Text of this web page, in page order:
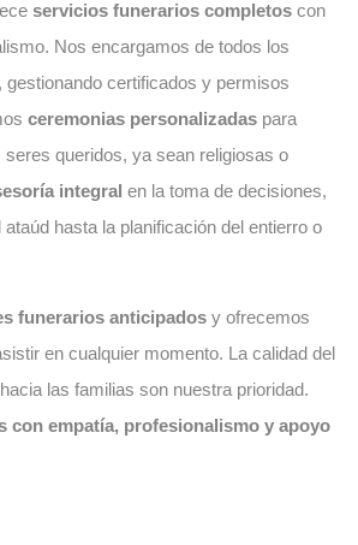
servicios funerarios completos con
Nos encargamos de todos los
, gestionando certificados y permisos
ceremonias personalizadas para
seres queridos, ya sean religiosas o
integral en la toma de decisiones,
hasta la planificación del entierro o
funerarios anticipados y ofrecemos
en cualquier momento. La calidad del
las familias son nuestra prioridad.
con empatía, profesionalismo y apoyo